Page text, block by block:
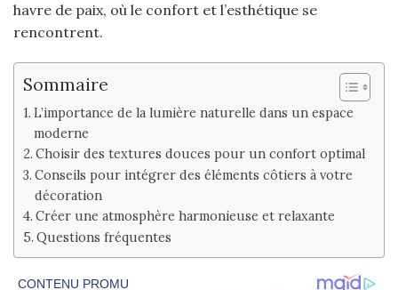
havre de paix, où le confort et l’esthétique se
rencontrent.
Sommaire
L’importance de la lumière naturelle dans un espace
moderne
Choisir des textures douces pour un confort optimal
Conseils pour intégrer des éléments côtiers à votre
décoration
Créer une atmosphère harmonieuse et relaxante
Questions fréquentes